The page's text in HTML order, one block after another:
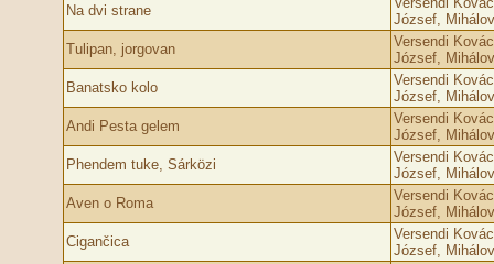
Na dvi strane
József,
Tulipan, jorgovan
Versendi
József,
Banatsko kolo
Versendi
József,
Andi Pesta gelem
Versendi
József,
Phendem tuke, Sárközi
Versendi
József,
Aven o Roma
Versendi
József,
Cigančica
Versendi
József,